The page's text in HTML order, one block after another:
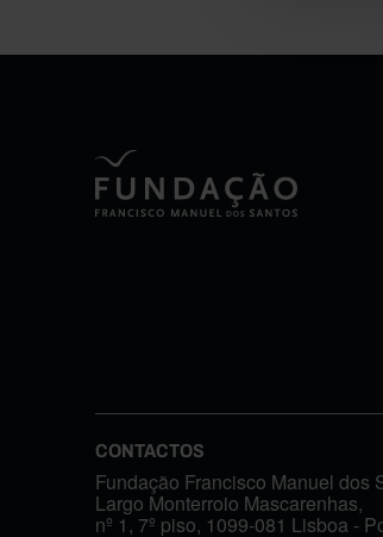
CONTACTOS
Fundação Francisco Manuel dos
Largo Monterroio Mascarenhas,
nº 1, 7º piso, 1099-081 Lisboa -